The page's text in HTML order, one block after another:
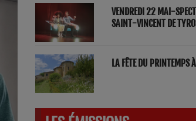
VENDREDI 22 MAI-
SAINT-VINCENT DE
LA FÊTE DU PRINTEMPS